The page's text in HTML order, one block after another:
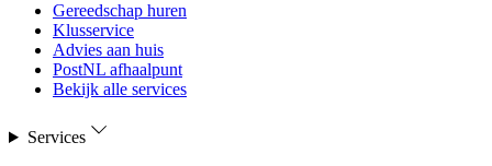
Gereedschap huren
Klusservice
Advies aan huis
PostNL afhaalpunt
Bekijk alle services
Services